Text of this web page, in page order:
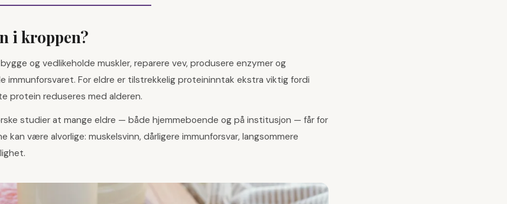
i kroppen?
og vedlikeholde muskler, reparere vev, produsere enzymer og
immunforsvaret. For eldre er tilstrekkelig proteininntak ekstra viktig fordi
protein reduseres med alderen.
studier at mange eldre — både hjemmeboende og på institusjon — får for
kan være alvorlige: muskelsvinn, dårligere immunforsvar, langsommere